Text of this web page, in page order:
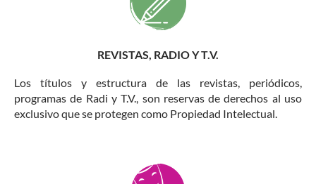
REVISTAS, RADIO Y T.V.
Los títulos y estructura de las revistas, periódicos,
programas de Radi y T.V., son reservas de derechos al uso
exclusivo que se protegen como Propiedad Intelectual.